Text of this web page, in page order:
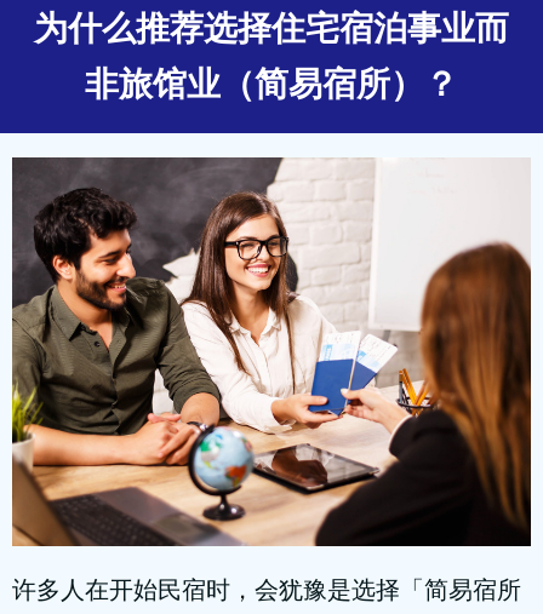
为什么推荐选择住宅宿泊事业而
非旅馆业（简易宿所）？
许多人在开始民宿时，会犹豫是选择「简易宿所